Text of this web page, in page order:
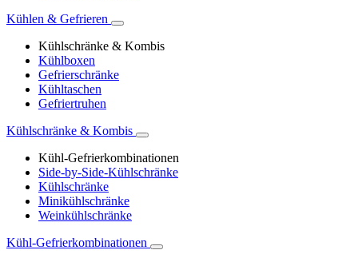
Kühlen & Gefrieren
Kühlschränke & Kombis
Kühlboxen
Gefrierschränke
Kühltaschen
Gefriertruhen
Kühlschränke & Kombis
Kühl-Gefrierkombinationen
Side-by-Side-Kühlschränke
Kühlschränke
Minikühlschränke
Weinkühlschränke
Kühl-Gefrierkombinationen